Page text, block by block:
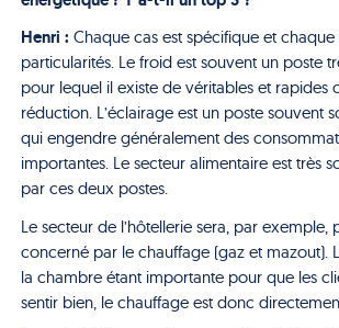
Henri : Chaque cas est spécifique et chaque
particularités. Le froid est souvent un poste
pour lequel il existe de véritables et rapides
réduction. L’éclairage est un poste souvent
qui engendre généralement des
importantes. Le secteur alimentaire est très
par ces deux postes.
Le secteur de l’hôtellerie sera, par exemple,
concerné par le chauffage (gaz et mazout).
la chambre étant importante pour que les
sentir bien, le chauffage est donc